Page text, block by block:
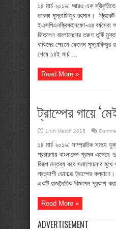
১৪ মার্চ ২০১৬: আরও এক স্বীকৃতিতে
তারকা মুস্তাফিজুর রহমান। ক্রিকেট
ইএসপিএনক্রিকইনফো-এর বর্ষসেরা
জিতলেন বাংলাদেশের তরুণ তুর্কি
বাকিদের পেছনে ফেলেন
শেষে ১৪ই মার্চ ...
Read More »
ট্রাম্পের গায়ে
14th March 2016
১৪ মার্চ ২০১৬: সাম্প্রতিক সময়ে
প্রচারণায় বাংলাদেশ প্রসঙ্গ এসেছে
বিরূপ মন্তব্য করে সমালোচনার মুখে
প্রত্যাশী ডোনাল্ড ট্রাম্পের
একটি রাজনৈতিক বিজ্ঞাপন প্রকাশ
Read More »
ADVERTISEMENT